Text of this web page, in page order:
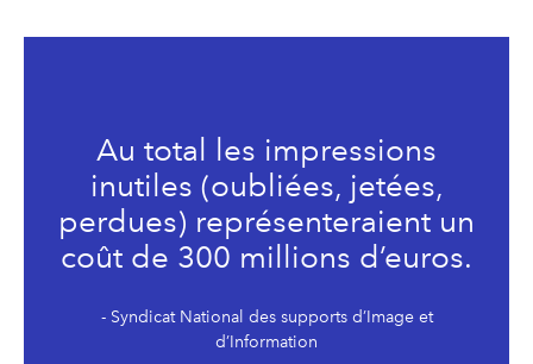
Au total les impressions
inutiles (oubliées, jetées,
perdues) représenteraient un
coût de 300 millions d’euros.
- Syndicat National des supports d’Image et
d’Information